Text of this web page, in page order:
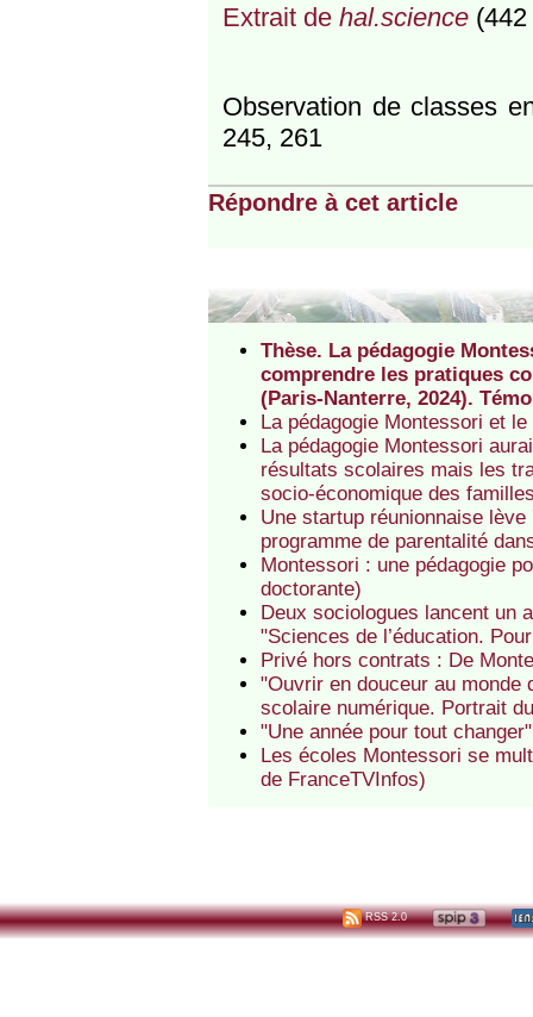
Extrait de hal.science(442
Observation de classes
245, 261
Répondre à cet article
Thèse. La pédagogie
comprendre les pratiques
(Paris-Nanterre, 2024).
La pédagogie Montessori et
La pédagogie Montessori
résultats scolaires mais les
socio-économique des
Une startup réunionnaise
programme de parentalité
Montessori : une pédagogie
doctorante)
Deux sociologues lancent un
"Sciences de l’éducation.
Privé hors contrats : De
"Ouvrir en douceur au
scolaire numérique. Portrait
"Une année pour tout
Les écoles Montessori se
de FranceTVInfos)
RSS 2.0